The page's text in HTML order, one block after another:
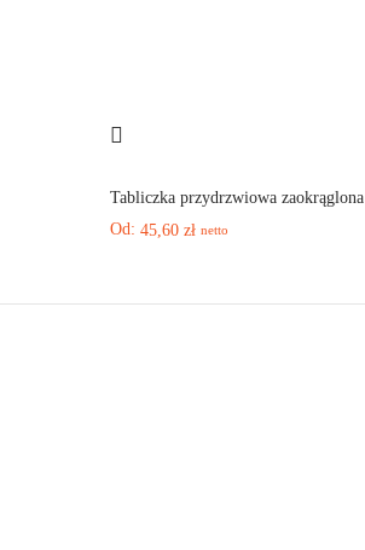
Tabliczka przydrzwiowa zaokrąglona
Od: 45,60 zł netto